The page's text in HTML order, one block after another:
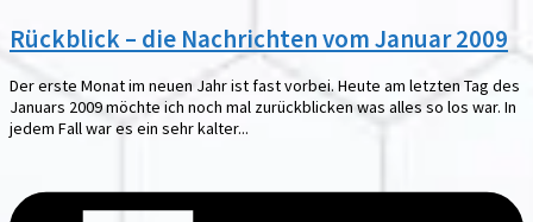
Rückblick – die Nachrichten vom Januar 2009
Der erste Monat im neuen Jahr ist fast vorbei. Heute am letzten Tag des
Januars 2009 möchte ich noch mal zurückblicken was alles so los war. In
jedem Fall war es ein sehr kalter...